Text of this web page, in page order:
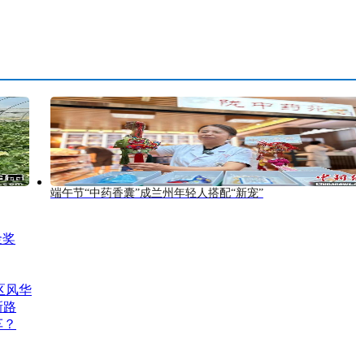
端午节“中药香囊”成兰州年轻人搭配“新宠”
风华
路